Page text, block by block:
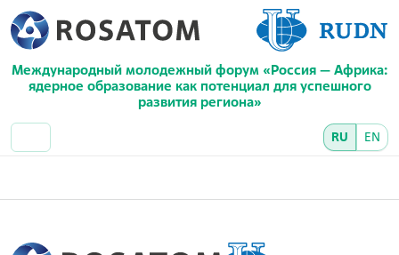
Международный молодежный форум «Россия — Африка:
ядерное образование как потенциал для успешного
развития региона»
RU EN